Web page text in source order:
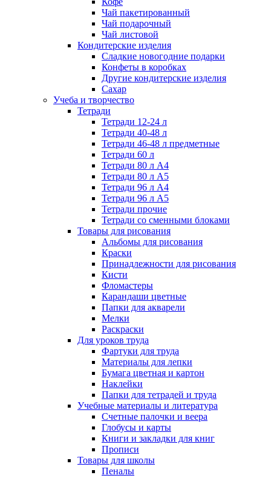
Чай пакетированный
Чай подарочный
Чай листовой
Кондитерские изделия
Сладкие новогодние подарки
Конфеты в коробках
Другие кондитерские изделия
Сахар
Учеба и творчество
Тетради
Тетради 12-24 л
Тетради 40-48 л
Тетради 46-48 л предметные
Тетради 60 л
Тетради 80 л А4
Тетради 80 л А5
Тетради 96 л А4
Тетради 96 л А5
Тетради прочие
Тетради со сменными блоками
Товары для рисования
Альбомы для рисования
Краски
Принадлежности для рисования
Кисти
Фломастеры
Карандаши цветные
Папки для акварели
Мелки
Раскраски
Для уроков труда
Фартуки для труда
Материалы для лепки
Бумага цветная и картон
Наклейки
Папки для тетрадей и труда
Учебные материалы и литература
Счетные палочки и веера
Глобусы и карты
Книги и закладки для книг
Прописи
Товары для школы
Пеналы